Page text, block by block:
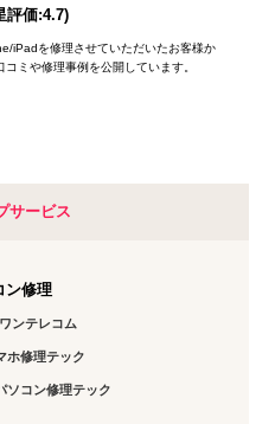
評価:4.7)
iPadを修理させていただいたお客様か
コミや修理事例を公開しています。
サービス
ン修理
ンテレコム
ホ修理テック
ソコン修理テック